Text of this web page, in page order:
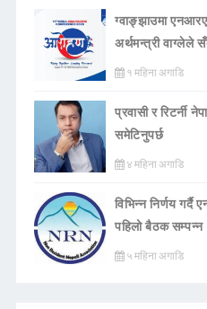
ग्वाङ्झाउमा
अर्थमन्त्री वाग्लेले
१ महिना अगाडि
प्रवासी र रिटर्नी
समेटिनुपर्छ
४ महिना अगाडि
विभिन्न निर्णय
पहिलो बैठक सम्पन्न
५ महिना अगाडि